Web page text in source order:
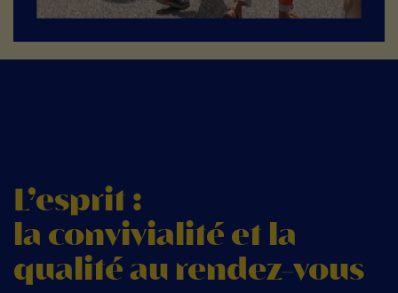
L’esprit :
la convivialité et la
qualité au rendez-vous